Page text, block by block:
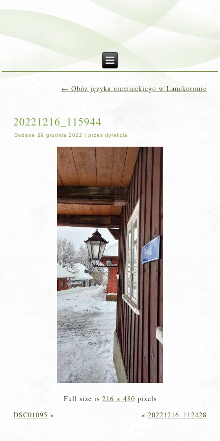
← Obóz języka niemieckiego w Lanckoronie
20221216_115944
Dodane 29 grudnia 2022 |przez dyrekcja
Full size is 216 × 480 pixels
DSC01095 » « 20221216_112428